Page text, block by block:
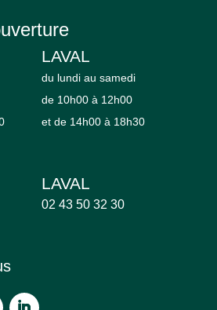
LAVAL
du lundi au samedi
de 10h00 à 12h00
et de 14h00 à 18h30
LAVAL
02 43 50 32 30